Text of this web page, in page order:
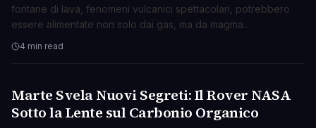
fontane di lava, fenomeni vulcanici spettacolari, potrebbero
essere alimentate non solo dai gas, ma da magma
surriscaldato che si espande violentemente.
4 min read
SCIENZA
Marte Svela Nuovi Segreti: Il Rover NASA
Sotto la Lente sul Carbonio Organico